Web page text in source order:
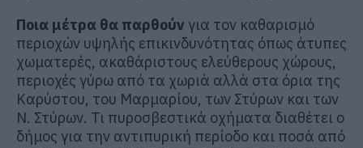
Ποια μέτρα θα παρθούν για τον καθαρισμό
περιοχών υψηλής επικινδυνότητας όπως άτυπες
χωματερές, ακαθάριστους ελεύθερους χώρους,
περιοχές γύρω από τα χωριά αλλά στα όρια της
Καρύστου, του Μαρμαρίου, των Στύρων και των
Ν. Στύρων. Τι πυροσβεστικά οχήματα διαθέτει ο
δήμος για την αντιπυρική περίοδο και ποσά από